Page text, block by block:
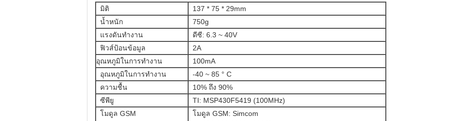
มิติ
137 * 75 * 29mm
น้ำหนัก
750g
แรงดันทำงาน
ดีซี: 6.3 ~ 40V
ฟิวส์ป้อนข้อมูล
2A
อุณหภูมิในการทำงาน
100mA
อุณหภูมิในการทำงาน
-40 ~ 85 ° C
ความชื้น
10% ถึง 90%
ซีพียู
TI: MSP430F5419 (100MHz)
โมดูล GSM
โมดูล GSM: Simcom